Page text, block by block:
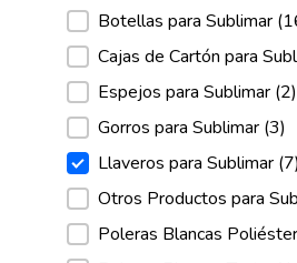
Botellas para Sublimar
Cajas de Cartón para
Espejos para Sublimar (2)
Gorros para Sublimar (3)
Llaveros para Sublimar (7)
Otros Productos para
Poleras Blancas